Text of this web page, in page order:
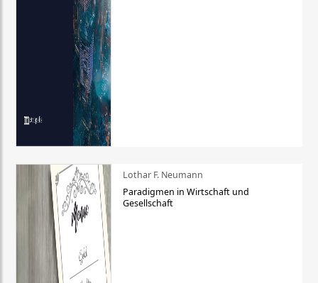
Lothar F. Neumann
Paradigmen in Wirtschaft und
Gesellschaft